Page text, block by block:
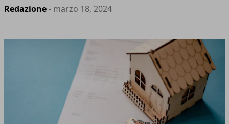
Redazione- marzo 18, 2024